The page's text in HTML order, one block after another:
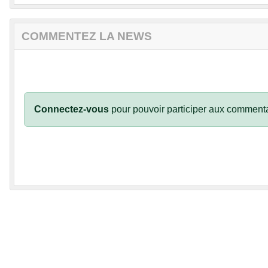
COMMENTEZ LA NEWS
Connectez-vous pour pouvoir participer aux